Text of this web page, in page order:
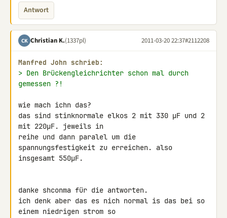
Antwort
CK Christian K.(1337pl) 2011-03-20 22:37#2112208
Manfred John schrieb:
> Den Brückengleichrichter schon mal durch
gemessen ?!
wie mach ichn das?
das sind stinknormale elkos 2 mit 330 µF und 2
mit 220µF. jeweils in
reihe und dann paralel um die
spannungsfestigkeit zu erreichen. also
insgesamt 550µF.
danke shconma für die antworten.
ich denk aber das es nich normal is das bei so
einem niedrigen strom so